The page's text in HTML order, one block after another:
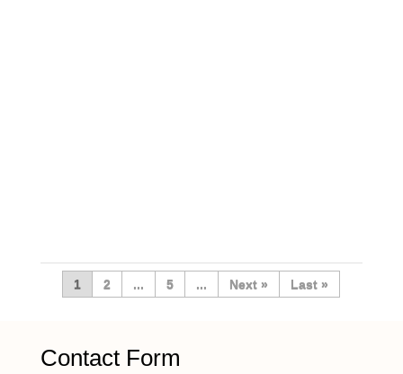
1 2 ... 5 ... » Last »
Contact Form